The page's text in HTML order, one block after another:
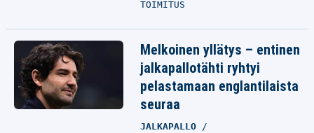
TOIMITUS
Melkoinen yllätys – entinen
jalkapallotähti ryhtyi
pelastamaan englantilaista
seuraa
JALKAPALLO